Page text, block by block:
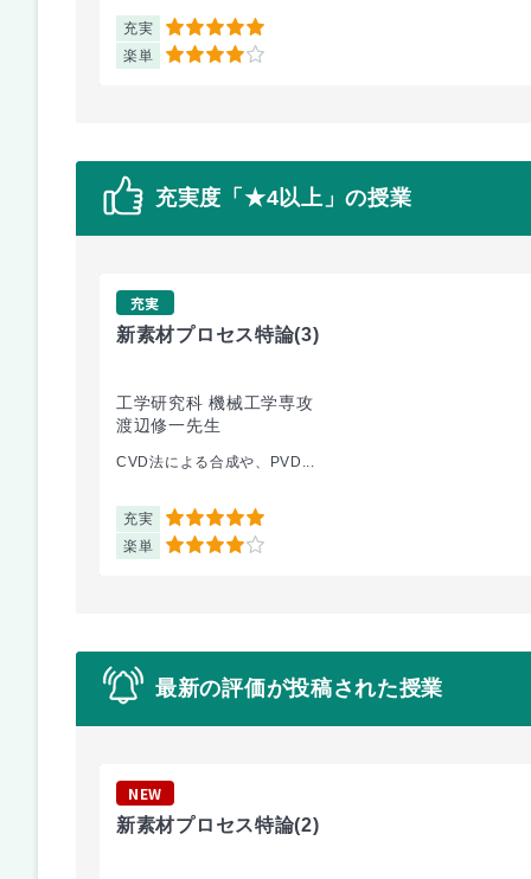
充実 5
楽単 4
充実度「★4以上」の授業
充実
新素材プロセス特論(3)
工学研究科 機械工学専攻
渡辺修一先生
CVD法による合成や、PVD...
充実 5
楽単 4
最新の評価が投稿された授業
NEW
新素材プロセス特論(2)